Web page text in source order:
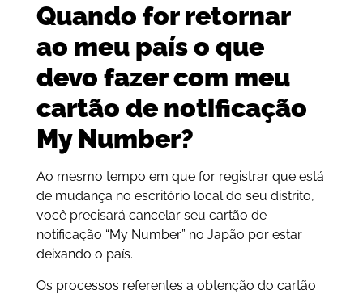
Quando for retornar
ao meu país o que
devo fazer com meu
cartão de notificação
My Number?
Ao mesmo tempo em que for registrar que está
de mudança no escritório local do seu distrito,
você precisará cancelar seu cartão de
notificação “My Number” no Japão por estar
deixando o país.
Os processos referentes a obtenção do cartão